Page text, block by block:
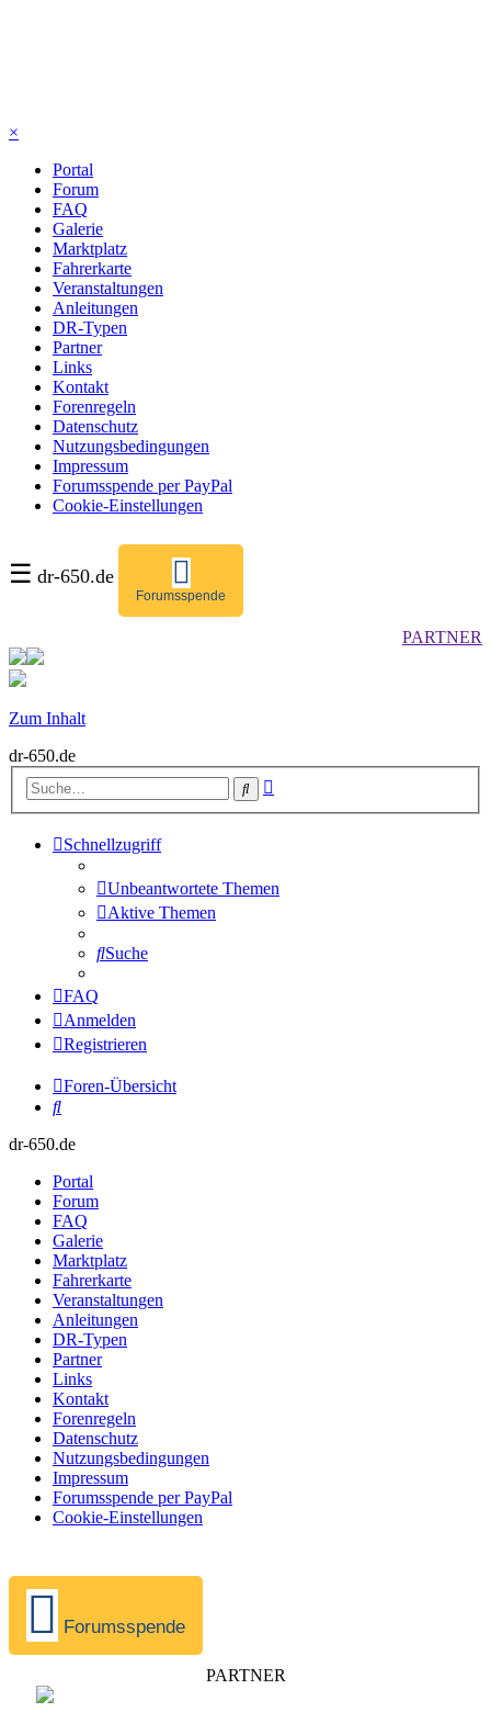
×
Portal
Forum
FAQ
Galerie
Marktplatz
Fahrerkarte
Veranstaltungen
Anleitungen
DR-Typen
Partner
Links
Kontakt
Forenregeln
Datenschutz
Nutzungsbedingungen
Impressum
Forumsspende per PayPal
Cookie-Einstellungen
☰ dr-650.de
Forumsspende
PARTNER
Zum Inhalt
dr-650.de
Suche
Schnellzugriff
Unbeantwortete Themen
Aktive Themen
Suche
FAQ
Anmelden
Registrieren
Foren-Übersicht
Suche
dr-650.de
Portal
Forum
FAQ
Galerie
Marktplatz
Fahrerkarte
Veranstaltungen
Anleitungen
DR-Typen
Partner
Links
Kontakt
Forenregeln
Datenschutz
Nutzungsbedingungen
Impressum
Forumsspende per PayPal
Cookie-Einstellungen
Forumsspende
PARTNER